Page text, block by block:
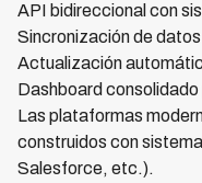
API bidireccional con
Sincronización de
Actualización
Dashboard
Las plataformas
construidos con
Salesforce, etc.).